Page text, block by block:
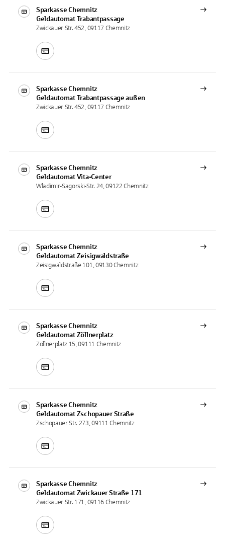
Sparkasse Chemnitz
Geldautomat Trabantpassage
Zwickauer Str. 452, 09117 Chemnitz
Sparkasse Chemnitz
Geldautomat Trabantpassage außen
Zwickauer Str. 452, 09117 Chemnitz
Sparkasse Chemnitz
Geldautomat Vita-Center
Wladimir-Sagorski-Str. 24, 09122 Chemnitz
Sparkasse Chemnitz
Geldautomat Zeisigwaldstraße
Zeisigwaldstraße 101, 09130 Chemnitz
Sparkasse Chemnitz
Geldautomat Zöllnerplatz
Zöllnerplatz 15, 09111 Chemnitz
Sparkasse Chemnitz
Geldautomat Zschopauer Straße
Zschopauer Str. 273, 09111 Chemnitz
Sparkasse Chemnitz
Geldautomat Zwickauer Straße 171
Zwickauer Str. 171, 09116 Chemnitz